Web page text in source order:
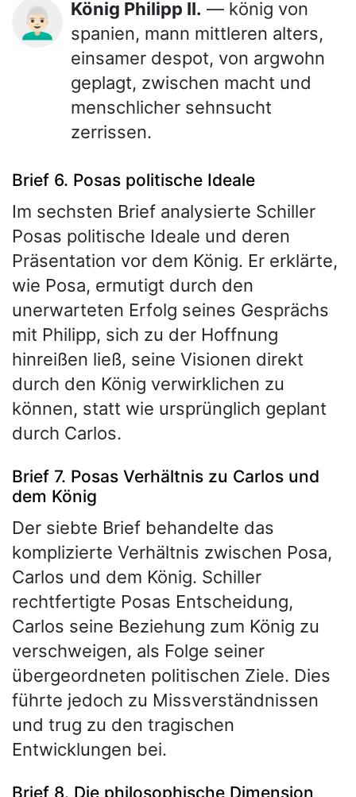
👨🏻‍🦳 König Philipp II. — könig von
spanien, mann mittleren alters,
einsamer despot, von argwohn
geplagt, zwischen macht und
menschlicher sehnsucht
zerrissen.
Brief 6. Posas politische Ideale
Im sechsten Brief analysierte Schiller
Posas politische Ideale und deren
Präsentation vor dem König. Er erklärte,
wie Posa, ermutigt durch den
unerwarteten Erfolg seines Gesprächs
mit Philipp, sich zu der Hoffnung
hinreißen ließ, seine Visionen direkt
durch den König verwirklichen zu
können, statt wie ursprünglich geplant
durch Carlos.
Brief 7. Posas Verhältnis zu Carlos und
dem König
Der siebte Brief behandelte das
komplizierte Verhältnis zwischen Posa,
Carlos und dem König. Schiller
rechtfertigte Posas Entscheidung,
Carlos seine Beziehung zum König zu
verschweigen, als Folge seiner
übergeordneten politischen Ziele. Dies
führte jedoch zu Missverständnissen
und trug zu den tragischen
Entwicklungen bei.
Brief 8. Die philosophische Dimension